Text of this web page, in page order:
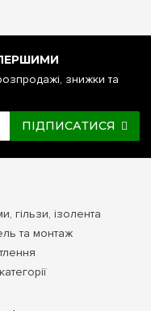
знижки та
ПІДПИСАТИСЯ
гільзи, ізолента
та монтаж